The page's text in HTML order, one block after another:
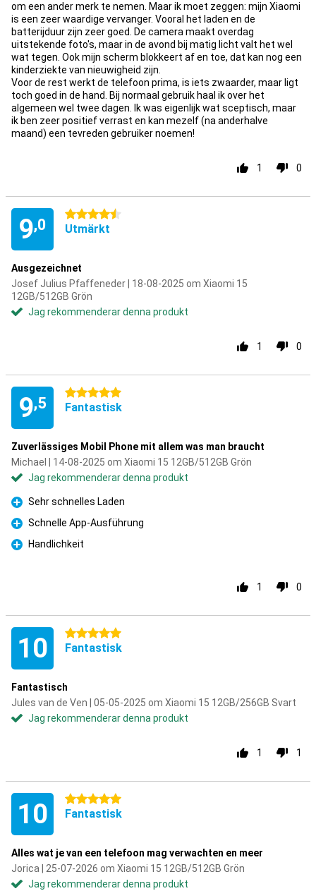
om een ander merk te nemen. Maar ik moet zeggen: mijn Xiaomi
is een zeer waardige vervanger. Vooral het laden en de
batterijduur zijn zeer goed. De camera maakt overdag
uitstekende foto's, maar in de avond bij matig licht valt het wel
wat tegen. Ook mijn scherm blokkeert af en toe, dat kan nog een
kinderziekte van nieuwigheid zijn.
Voor de rest werkt de telefoon prima, is iets zwaarder, maar ligt
toch goed in de hand. Bij normaal gebruik haal ik over het
algemeen wel twee dagen. Ik was eigenlijk wat sceptisch, maar
ik ben zeer positief verrast en kan mezelf (na anderhalve
maand) een tevreden gebruiker noemen!
1 0
9,0
4.5 stjärnor
Utmärkt
Ausgezeichnet
Josef Julius Pfaffeneder | 18-08-2025 om Xiaomi 15
12GB/512GB Grön
Jag rekommenderar denna produkt
1 0
9,5
5 stjärnor
Fantastisk
Zuverlässiges Mobil Phone mit allem was man braucht
Michael | 14-08-2025 om Xiaomi 15 12GB/512GB Grön
Jag rekommenderar denna produkt
Fördelar
Sehr schnelles Laden
Fördelar
Schnelle App-Ausführung
Fördelar
Handlichkeit
1 0
10 5 stjärnor
Fantastisk
Fantastisch
Jules van de Ven | 05-05-2025 om Xiaomi 15 12GB/256GB Svart
Jag rekommenderar denna produkt
1 1
10 5 stjärnor
Fantastisk
Alles wat je van een telefoon mag verwachten en meer
Jorica | 25-07-2026 om Xiaomi 15 12GB/512GB Grön
Jag rekommenderar denna produkt